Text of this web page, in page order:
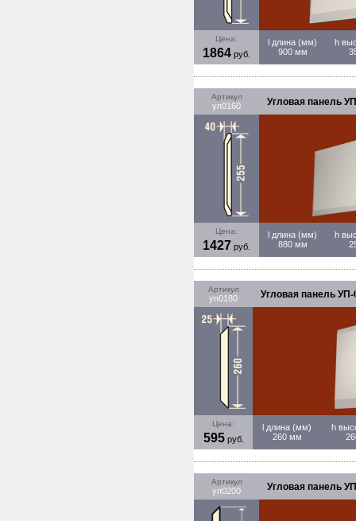
Цена:
1864 руб.
l длина (мм)
900 мм
h
Артикул
уп0160 Угловая панель
Цена:
1427 руб.
l длина (мм)
880 мм
h
Артикул
уп0180 Угловая панель УП-
Цена:
595руб.
l длина (мм)
260 мм
h
Артикул
уп0200 Угловая панель